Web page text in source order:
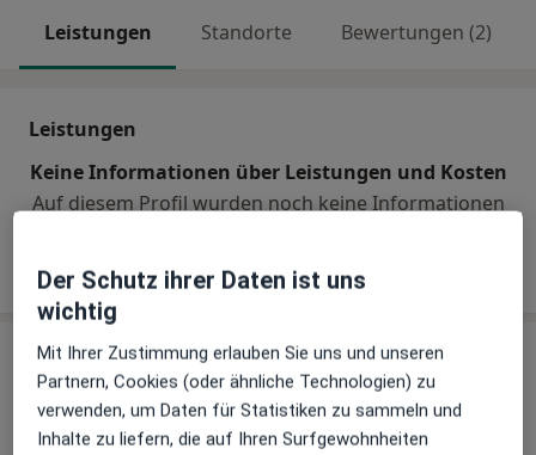
Leistungen Standorte Bewertungen (2)
Leistungen
Keine Informationen über Leistungen und Kosten
Auf diesem Profil wurden noch keine Informationen
Sind Sie Prof. Dr. med. Hendrik Schimmelpenning?
Arzt-Info
Der Schutz ihrer Daten ist uns
wichtig
Mit Ihrer Zustimmung erlauben Sie uns und unseren
Partnern, Cookies (oder ähnliche Technologien) zu
verwenden, um Daten für Statistiken zu sammeln und
Inhalte zu liefern, die auf Ihren Surfgewohnheiten